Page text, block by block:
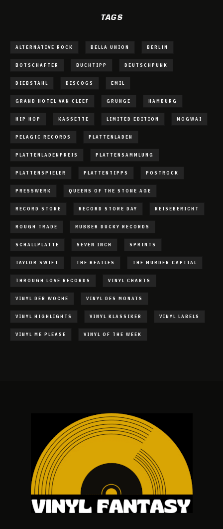
TAGS
ALTERNATIVE ROCK BELLA UNION BERLIN
BOTSCHAFTER BUCHTIPP DEUTSCHPUNK
DIEBSTAHL DISCOGS EMIL
GRAND HOTEL VAN CLEEF GRUNGE HAMBURG
HIP HOP KASSETTE LIMITED EDITION MOGWAI
PELAGIC RECORDS PLATTENLADEN
PLATTENLADENPREIS PLATTENSAMMLUNG
PLATTENSPIELER PLATTENTIPPS POSTROCK
PRESSWERK QUEENS OF THE STONE AGE
RECORD STORE RECORD STORE DAY REISEBERICHT
ROUGH TRADE RUBBER DUCKY RECORDS
SCHALLPLATTE SEVEN INCH SPRINTS
TAYLOR SWIFT THE BEATLES THE MURDER CAPITAL
THROUGH LOVE RECORDS VINYL CHARTS
VINYL DER WOCHE VINYL DES MONATS
VINYL HIGHLIGHTS VINYL KLASSIKER VINYL LABELS
VINYL ME PLEASE VINYL OF THE WEEK